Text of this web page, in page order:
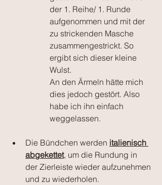
der 1. Reihe/ 1. Runde
aufgenommen und mit der
zu strickenden Masche
zusammengestrickt. So
ergibt sich dieser kleine
Wulst.
An den Ärmeln hätte mich
dies jedoch gestört. Also
habe ich ihn einfach
weggelassen.
Die Bündchen werden italienisch
abgekettet, um die Rundung in
der Zierleiste wieder aufzunehmen
und zu wiederholen.